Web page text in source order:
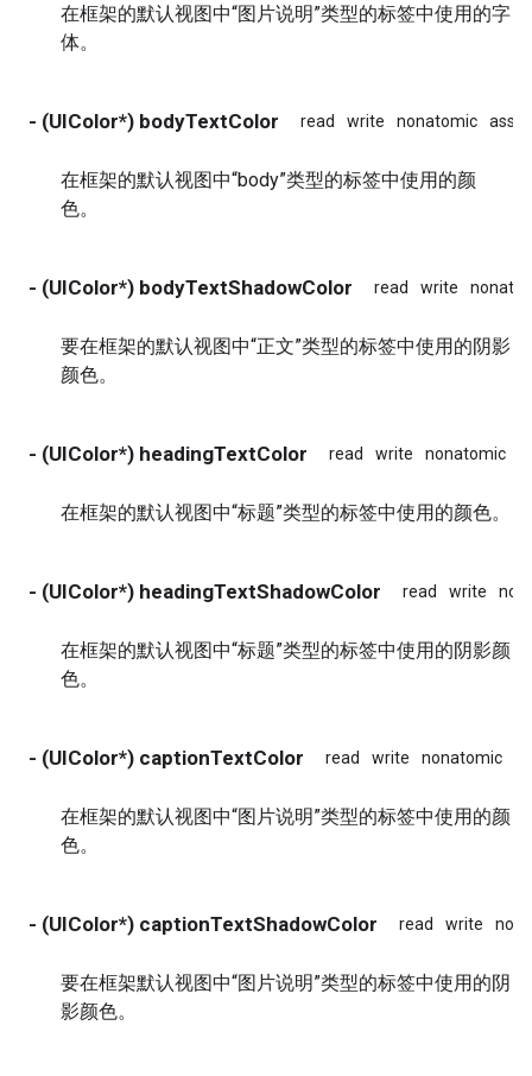
在框架的默认视图中“图片说明”类型的标签中使用的字
体。
- (UIColor*) bodyTextColor read write nonatomic
在框架的默认视图中“body”类型的标签中使用的颜
色。
- (UIColor*) bodyTextShadowColor read write
要在框架的默认视图中“正文”类型的标签中使用的阴影
颜色。
- (UIColor*) headingTextColor read write nonatomic
在框架的默认视图中“标题”类型的标签中使用的颜色。
- (UIColor*) headingTextShadowColor read write
在框架的默认视图中“标题”类型的标签中使用的阴影颜
色。
- (UIColor*) captionTextColor read write nonatomic
在框架的默认视图中“图片说明”类型的标签中使用的颜
色。
- (UIColor*) captionTextShadowColor read write
要在框架默认视图中“图片说明”类型的标签中使用的阴
影颜色。